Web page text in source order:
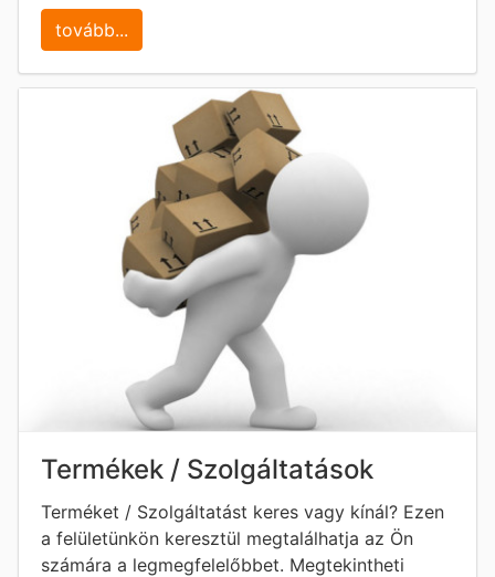
tovább...
Termékek / Szolgáltatások
Terméket / Szolgáltatást keres vagy kínál? Ezen
a felületünkön keresztül megtalálhatja az Ön
számára a legmegfelelőbbet. Megtekintheti